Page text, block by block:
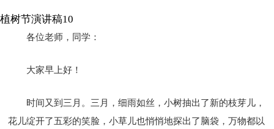
植树节演讲稿10
各位老师，同学：
大家早上好！
时间又到三月。三月，细雨如丝，小树抽出了新的枝芽儿，
花儿绽开了五彩的笑脸，小草儿也悄悄地探出了脑袋，万物都以